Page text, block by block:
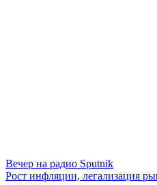
Вечер на радио Sputnik
Рост инфляции, легализация